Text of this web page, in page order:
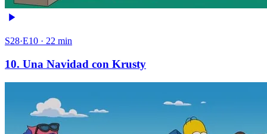
S28·E10 · 22 min
10. Una Navidad con Krusty